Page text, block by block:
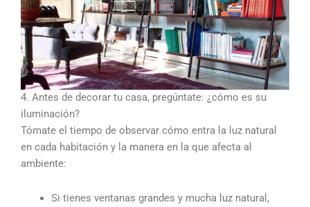
4. Antes de decorar tu casa, pregúntate: ¿cómo es su
iluminación?
Tómate el tiempo de observar cómo entra la luz natural
en cada habitación y la manera en la que afecta al
ambiente:
Si tienes ventanas grandes y mucha luz natural,